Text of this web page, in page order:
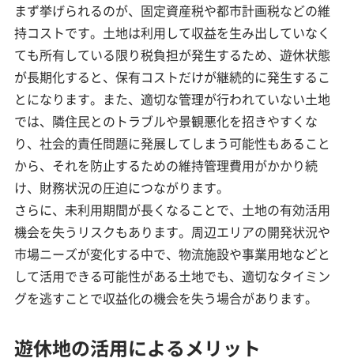
まず挙げられるのが、固定資産税や都市計画税などの維
持コストです。土地は利用して収益を生み出していなく
ても所有している限り税負担が発生するため、遊休状態
が長期化すると、保有コストだけが継続的に発生するこ
とになります。また、適切な管理が行われていない土地
では、隣住民とのトラブルや景観悪化を招きやすくな
り、社会的責任問題に発展してしまう可能性もあること
から、それを防止するための維持管理費用がかかり続
け、財務状況の圧迫につながります。
さらに、未利用期間が長くなることで、土地の有効活用
機会を失うリスクもあります。周辺エリアの開発状況や
市場ニーズが変化する中で、物流施設や事業用地などと
して活用できる可能性がある土地でも、適切なタイミン
グを逃すことで収益化の機会を失う場合があります。
遊休地の活用によるメリット